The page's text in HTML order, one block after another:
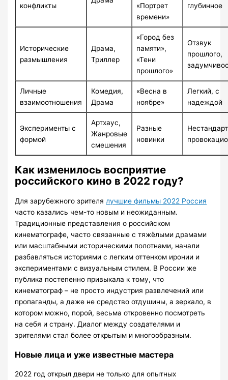
конфликты
«Портрет
времени»
глубинное
Исторические
размышления
Драма,
Триллер
«Город без
памяти»,
«Тени
прошлого»
Отзвук
прошлого,
Личные
взаимоотношения
Комедия,
Драма
«Весна в
ноябре»
Легкий, с
надеждой
Эксперименты с
формой
Артхаус,
Жанровые
смешения
Разные
новинки
Как изменилось восприятие
российского кино в 2022 году?
Для зарубежного зрителя лучшие фильмы 2022 Россия
часто казались чем-то новым и неожиданным.
Традиционные представления о российском
кинематографе, часто связанные с тяжёлыми драмами
или масштабными историческими полотнами, начали
разбавляться историями с легким оттенком иронии и
экспериментами с визуальным стилем. В России же
публика постепенно привыкала к тому, что
кинематограф – не просто индустрия развлечений или
пропаганды, а даже не средство отдушины, а зеркало, в
котором можно, порой, весьма откровенно посмотреть
на себя и страну. Диалог между создателями и
зрителями стал более открытым и многообразным.
Новые лица и уже известные мастера
2022 год открыл двери не только для опытных